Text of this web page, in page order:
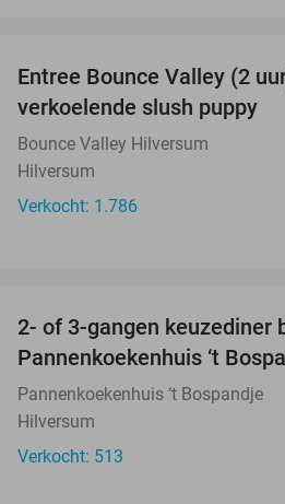
Entree Bounce Valley (2
verkoelende slush puppy
Bounce Valley Hilversum
Hilversum
Verkocht: 1.786
2- of 3-gangen keuzediner
Pannenkoekenhuis ‘t
Pannenkoekenhuis ‘t Bospandje
Hilversum
Verkocht: 513